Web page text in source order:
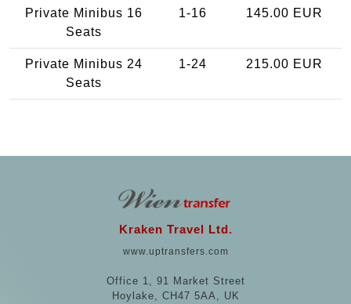
Private Minibus 16
Seats
1-16 145.00 EUR
Private Minibus 24
Seats
1-24 215.00 EUR
Kraken Travel Ltd.
www.uptransfers.com
Office 1, 91 Market Street
Hoylake, CH47 5AA, UK